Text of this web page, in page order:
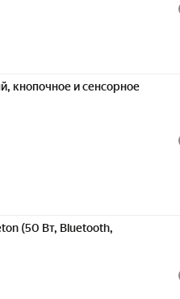
кнопочное и сенсорное
(50 Вт, Bluetooth,